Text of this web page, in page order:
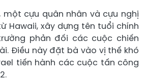
một cựu quân nhân và cựu nghị
Hawaii, xây dựng tên tuổi chính
phản đối các cuộc chiến
Điều này đặt bà vào vị thế khó
tiến hành các cuộc tấn công